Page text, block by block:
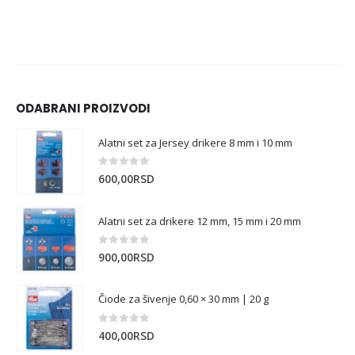
ODABRANI PROIZVODI
Alatni set za Jersey drikere 8 mm i 10 mm
0 out of 5
600,00RSD
Alatni set za drikere 12 mm, 15 mm i 20 mm
0 out of 5
900,00RSD
Čiode za šivenje 0,60 × 30 mm | 20 g
0 out of 5
400,00RSD